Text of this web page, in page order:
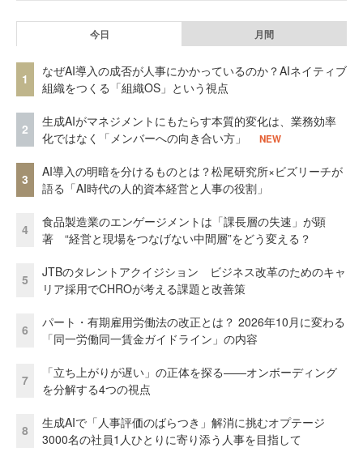
今日 月間
1
なぜAI導入の成否が人事にかかっているのか？AIネイティブ
組織をつくる「組織OS」という視点
2
生成AIがマネジメントにもたらす本質的変化は、業務効率
化ではなく「メンバーへの向き合い方」
NEW
3
AI導入の明暗を分けるものとは？松尾研究所×ビズリーチが
語る「AI時代の人的資本経営と人事の役割」
4
食品製造業のエンゲージメントは「課長層の失速」が顕
著 “経営と現場をつなげない中間層”をどう変える？
5
JTBのタレントアクイジション ビジネス改革のためのキャ
リア採用でCHROが考える課題と改善策
6
パート・有期雇用労働法の改正とは？ 2026年10月に変わる
「同一労働同一賃金ガイドライン」の内容
7
「立ち上がりが遅い」の正体を探る——オンボーディング
を分解する4つの視点
8
生成AIで「人事評価のばらつき」解消に挑むオプテージ
3000名の社員1人ひとりに寄り添う人事を目指して